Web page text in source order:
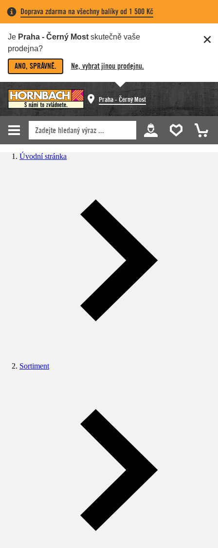
Doprava zdarma na všechny balíky od 1 500 Kč
Je Praha - Černý Most skutečně vaše
prodejna?
ANO, SPRÁVNĚ. Ne, vybrat jinou prodejnu.
Praha - Černý Most
Úvodní stránka
Sortiment